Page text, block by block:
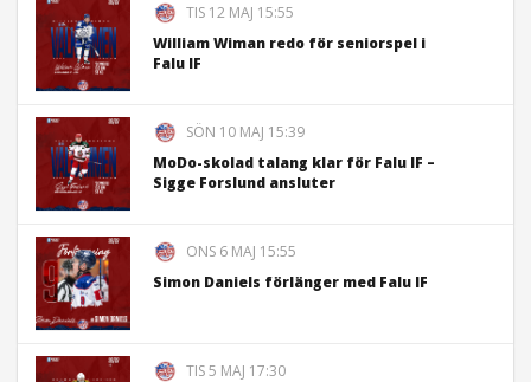
TIS 12 MAJ 15:55
William Wiman redo för seniorspel i
Falu IF
SÖN 10 MAJ 15:39
MoDo-skolad talang klar för Falu IF –
Sigge Forslund ansluter
ONS 6 MAJ 15:55
Simon Daniels förlänger med Falu IF
TIS 5 MAJ 17:30